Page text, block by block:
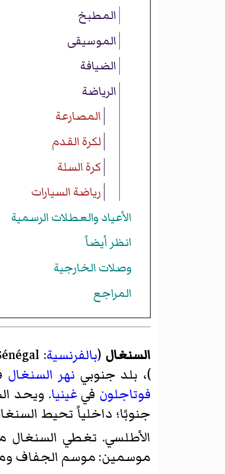
المطبخ
الموسيقى
الضيافة
الرياضة
المصارعة
لكرة القدم
كرة السلة
رياضة السيارات
الأعياد والعطلات الرسمية
انظر أيضاً
وصلات الخارجية
المراجع
السنغال (بالفرنسية:
)، بلد جنوبي نهر السنغال
فوتاجلون فيغينيا. ويحد
جنوبًا؛ داخلياً تحيط
الأطلسي. تغطي السنغال مساحة
موسمين: موسم الجفاف